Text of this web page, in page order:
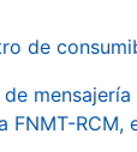
de
FNMT-RCM,